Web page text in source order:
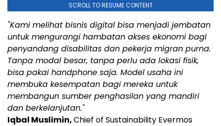
SCROLL TO RESUME CONTENT
"Kami melihat bisnis digital bisa menjadi jembatan
untuk mengurangi hambatan akses ekonomi bagi
penyandang disabilitas dan pekerja migran purna.
Tanpa modal besar, tanpa perlu ada lokasi fisik,
bisa pakai handphone saja. Model usaha ini
membuka kesempatan bagi mereka untuk
membangun sumber penghasilan yang mandiri
dan berkelanjutan."
Iqbal Muslimin,Chief of Sustainability Evermos